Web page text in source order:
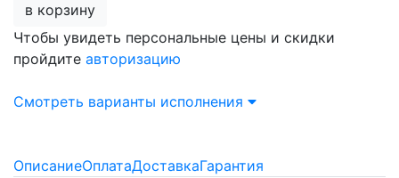
в корзину
Чтобы увидеть персональные цены и скидки
пройдите авторизацию
Смотреть варианты исполнения
ОписаниеОплатаДоставкаГарантия